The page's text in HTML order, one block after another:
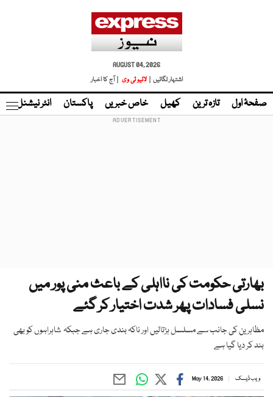
AUGUST 04, 2026
اشتہار لگائیں |
لائیو ٹی وی | آج کا اخبار
صفحۂ اول تازہ ترین کھیل خاص خبریں پاکستان انٹر نیشنل
بھارتی حکومت کی نااہلی کے باعث منی پور میں
نسلی فسادات پھر شدت اختیار کر گئے
مظاہرین کی جانب سے مسلسل ہڑتالیں اور ناکہ بندی جاری ہے جبکہ شاہراہوں کو بھی
بند کر دیا گیا ہے
ویب ڈیسک May 14, 2026